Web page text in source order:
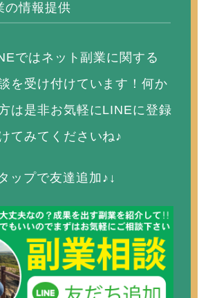
の情報提供
ではネット副業に関する
を受け付けています！何か
は是非お気軽にLINEに登録
てみてくださいね♪
ップで友達追加♪↓